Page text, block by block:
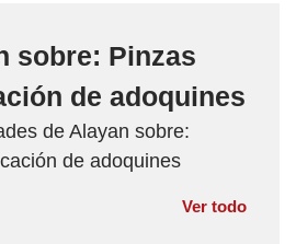
sobre: Pinzas
de adoquines
Ver todo
de Alayan sobre:
de adoquines